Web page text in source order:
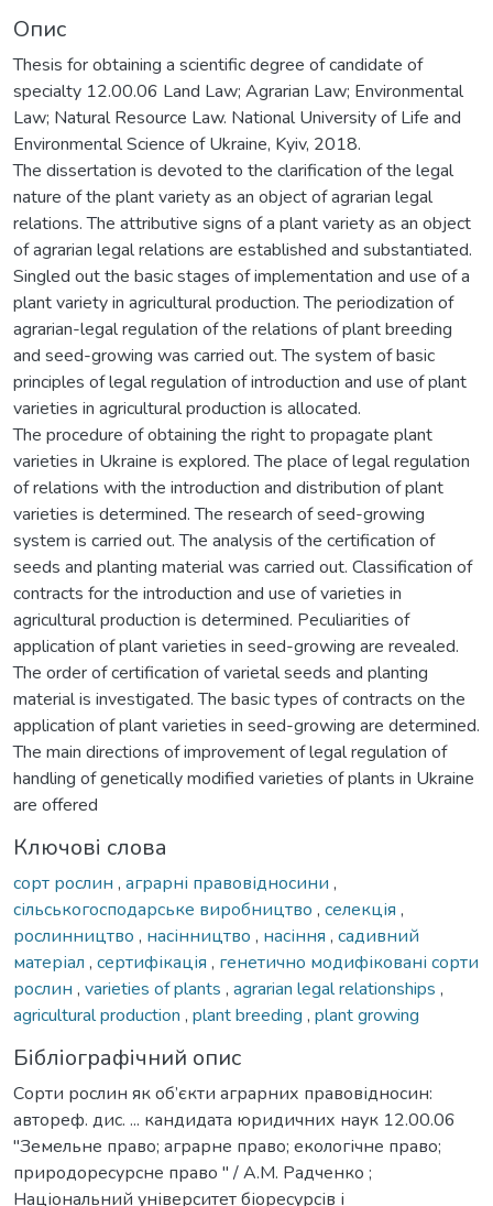
Опис
Thesis for obtaining a scientific degree of candidate of
specialty 12.00.06 Land Law; Agrarian Law; Environmental
Law; Natural Resource Law. National University of Life and
Environmental Science of Ukraine, Kyiv, 2018.
The dissertation is devoted to the clarification of the legal
nature of the plant variety as an object of agrarian legal
relations. The attributive signs of a plant variety as an object
of agrarian legal relations are established and substantiated.
Singled out the basic stages of implementation and use of a
plant variety in agricultural production. The periodization of
agrarian-legal regulation of the relations of plant breeding
and seed-growing was carried out. The system of basic
principles of legal regulation of introduction and use of plant
varieties in agricultural production is allocated.
The procedure of obtaining the right to propagate plant
varieties in Ukraine is explored. The place of legal regulation
of relations with the introduction and distribution of plant
varieties is determined. The research of seed-growing
system is carried out. The analysis of the certification of
seeds and planting material was carried out. Classification of
contracts for the introduction and use of varieties in
agricultural production is determined. Peculiarities of
application of plant varieties in seed-growing are revealed.
The order of certification of varietal seeds and planting
material is investigated. The basic types of contracts on the
application of plant varieties in seed-growing are determined.
The main directions of improvement of legal regulation of
handling of genetically modified varieties of plants in Ukraine
are offered
Ключові слова
сорт рослин , аграрні правовідносини ,
сільськогосподарське виробництво , селекція ,
рослинництво , насінництво , насіння , садивний
матеріал , сертифікація , генетично модифіковані сорти
рослин , varieties of plants , agrarian legal relationships ,
agricultural production , plant breeding , plant growing
Бібліографічний опис
Сорти рослин як об’єкти аграрних правовідносин:
автореф. дис. ... кандидата юридичних наук 12.00.06
"Земельне право; аграрне право; екологічне право;
природоресурсне право " / А.М. Радченко ;
Національний університет біоресурсів і